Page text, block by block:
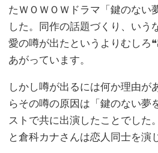
たＷＯＷＯＷドラマ「鍵のない
した。同作の話題づくり、いう
愛の噂が出たというよりむしろ
あがっています。
しかし噂が出るには何か理由が
らその噂の原因は「鍵のない夢
ストで共に出演したことでした
と倉科カナさんは恋人同士を演